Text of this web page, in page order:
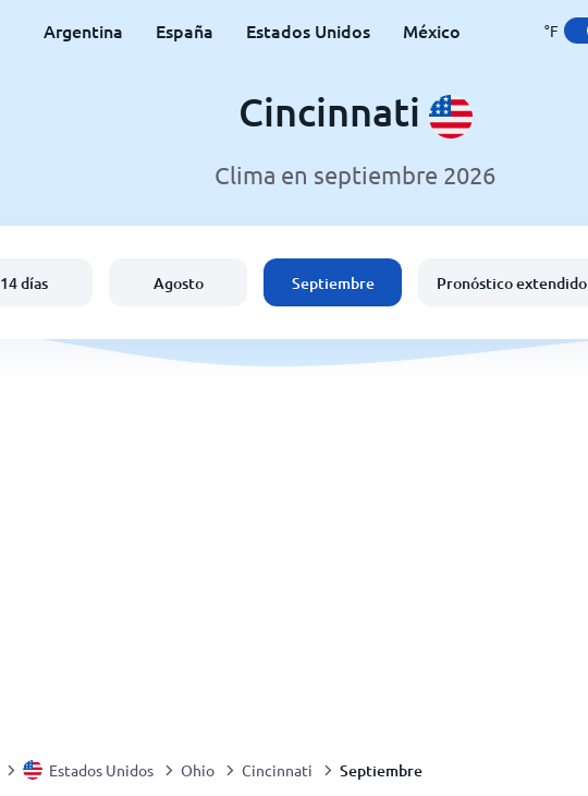
Argentina España Estados Unidos México °F
Cincinnati
Clima en septiembre 2026
14 días Agosto Septiembre Pronóstico extendido
Estados Unidos Ohio Cincinnati Septiembre